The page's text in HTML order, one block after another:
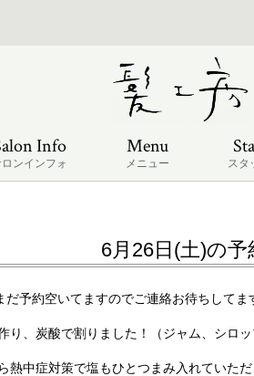
Info
ンインフォ
Menu
メニュー スタ
6月26日(土)の予
予約空いてますのでご連絡お待ちしてま
、炭酸で割りました！（ジャム、シロ
中症対策で塩もひとつまみ入れていた